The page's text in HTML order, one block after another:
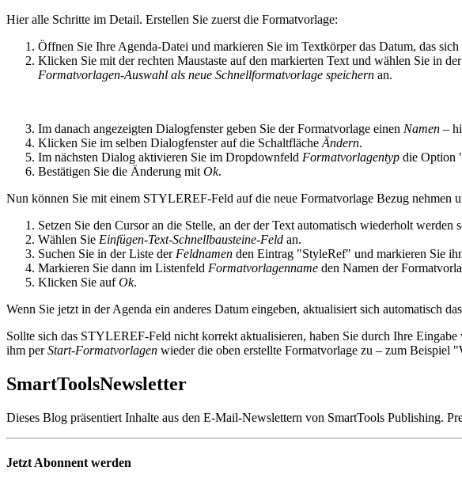
Hier alle Schritte im Detail. Erstellen Sie zuerst die Formatvorlage:
Öffnen Sie Ihre Agenda-Datei und markieren Sie im Textkörper das Datum, das
Klicken Sie mit der rechten Maustaste auf den markierten Text und wählen Sie in
Formatvorlagen-Auswahl als neue Schnellformatvorlage speichern an.
Im danach angezeigten Dialogfenster geben Sie der Formatvorlage einen Namen –
Klicken Sie im selben Dialogfenster auf die Schaltfläche Ändern.
Im nächsten Dialog aktivieren Sie im Dropdownfeld Formatvorlagentyp die Option
Bestätigen Sie die Änderung mit Ok.
Nun können Sie mit einem STYLEREF-Feld auf die neue Formatvorlage Bezug nehmen
Setzen Sie den Cursor an die Stelle, an der der Text automatisch wiederholt
Wählen Sie Einfügen-Text-Schnellbausteine-Feld an.
Suchen Sie in der Liste der Feldnamen den Eintrag "StyleRef" und markieren Sie
Markieren Sie dann im Listenfeld Formatvorlagenname den Namen der
Klicken Sie aufOk.
Wenn Sie jetzt in der Agenda ein anderes Datum eingeben, aktualisiert sich automatisch
Sollte sich das STYLEREF-Feld nicht korrekt aktualisieren, haben Sie durch Ihre
ihm perStart-Formatvorlagen wieder die oben erstellte Formatvorlage zu – zum Beispiel
SmartToolsNewsletter
Dieses Blog präsentiert Inhalte aus den E-Mail-Newslettern von SmartTools Publishing.
Jetzt Abonnent werden